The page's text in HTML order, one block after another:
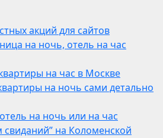
акций для сайтов
на ночь, отель на час
на час в Москве
на ночь сами детально
на ночь или на час
свиданий” на Коломенской